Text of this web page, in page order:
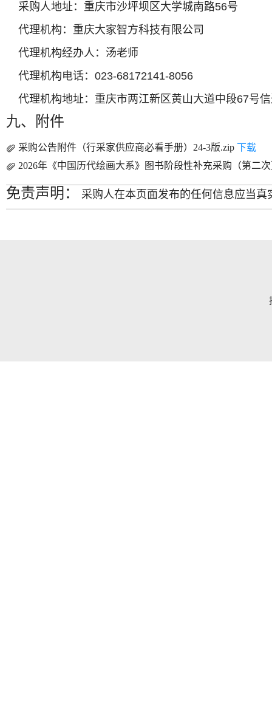
采购人地址：重庆市沙坪坝区大学城南路56号
代理机构：重庆大家智方科技有限公司
代理机构经办人：汤老师
代理机构电话：023-68172141-8056
代理机构地址：重庆市两江新区黄山大道中段67号
九、附件
采购公告附件（行采家供应商必看手册）24-3版.zip 下载
2026年《中国历代绘画大系》图书阶段性补充采购（第二
免责声明： 采购人在本页面发布的任何信息应当